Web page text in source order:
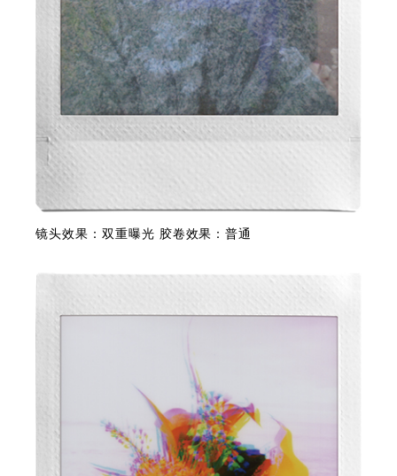
镜头效果：双重曝光 胶卷效果：普通